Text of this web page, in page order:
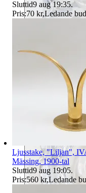
Sluttid9 aug 19:35.
Pris:70 kr,Ledande bud
Ljusstake, "Liljan",
Mässing, 1900-tal
Sluttid9 aug 19:05.
Pris:560 kr,Ledande